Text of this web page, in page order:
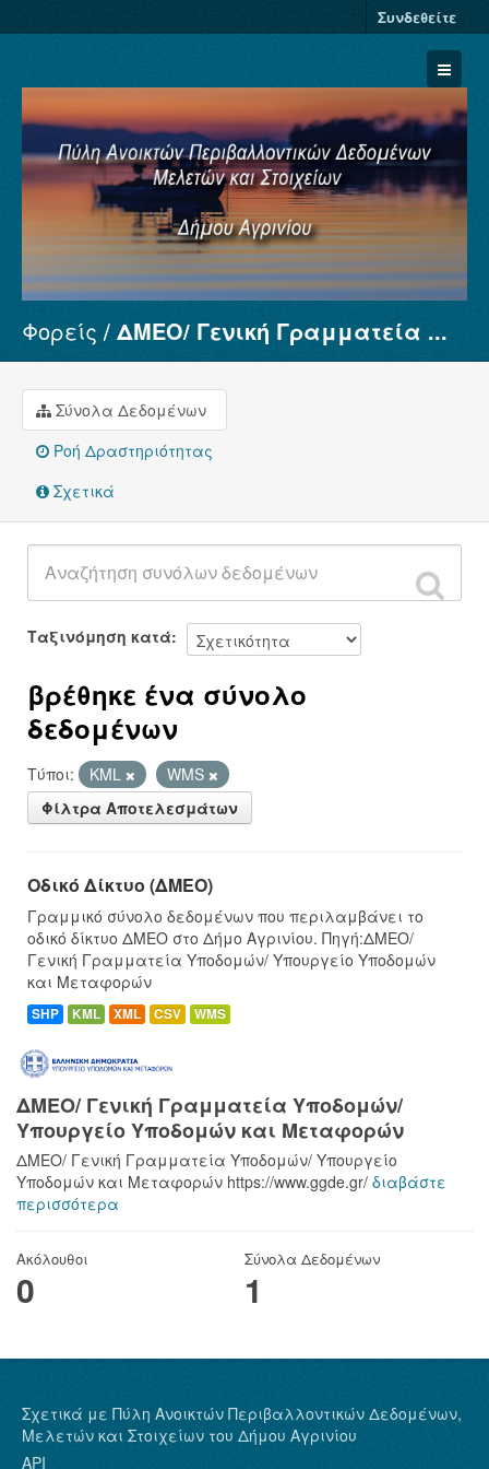
Συνδεθείτε
Σύνολα Δεδομένων
Φορείς
Ομάδες
Σχετικά
Φορείς ΔΜΕΟ/ Γενική Γραμματεία ...
Σύνολα Δεδομένων
Ροή Δραστηριότητας
Σχετικά
Ταξινόμηση κατά
βρέθηκε ένα σύνολο
δεδομένων
Τύποι: KML
WMS
Φίλτρα Αποτελεσμάτων
Οδικό Δίκτυο (ΔΜΕΟ)
Γραμμικό σύνολο δεδομένων που περιλαμβάνει το
οδικό δίκτυο ΔΜΕΟ στο Δήμο Αγρινίου. Πηγή:ΔΜΕΟ/
Γενική Γραμματεία Υποδομών/ Υπουργείο Υποδομών
και Μεταφορών
SHP KML XML CSV WMS
ΔΜΕΟ/ Γενική Γραμματεία Υποδομών/
Υπουργείο Υποδομών και Μεταφορών
ΔΜΕΟ/ Γενική Γραμματεία Υποδομών/ Υπουργείο
Υποδομών και Μεταφορών https://www.ggde.gr/ διαβάστε
περισσότερα
Ακόλουθοι
0
Σύνολα Δεδομένων
1
Σχετικά με Πύλη Ανοικτών Περιβαλλοντικών Δεδομένων,
Μελετών και Στοιχείων του Δήμου Αγρινίου
API